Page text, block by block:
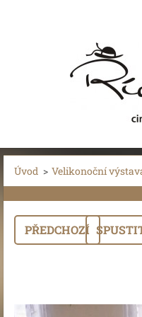
Úvod > Velikonoční
PŘEDCHOZÍ